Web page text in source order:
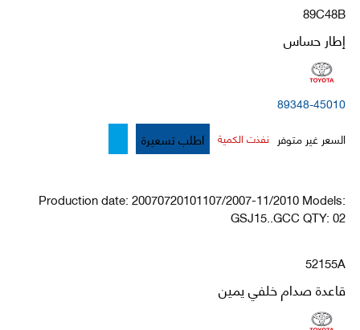
89C48B
إطار حساس
89348-45010
السعر غير متوفر نفذت الكمية اطلب تسعيرة
Production date: 20070720101107/2007-11/2010 Models:
GSJ15..GCC QTY: 02
52155A
قاعدة صدام خلفي يمين